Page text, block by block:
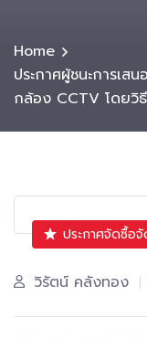
Home
ประกาศผู้ชนะการเส
กล้อง CCTV โดยวิธี
ประกาศจัดซื้อจั
วิรัตน์ คลังทอง